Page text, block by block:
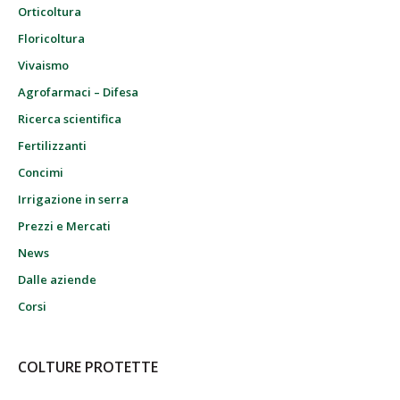
Orticoltura
Floricoltura
Vivaismo
Agrofarmaci – Difesa
Ricerca scientifica
Fertilizzanti
Concimi
Irrigazione in serra
Prezzi e Mercati
News
Dalle aziende
Corsi
COLTURE PROTETTE